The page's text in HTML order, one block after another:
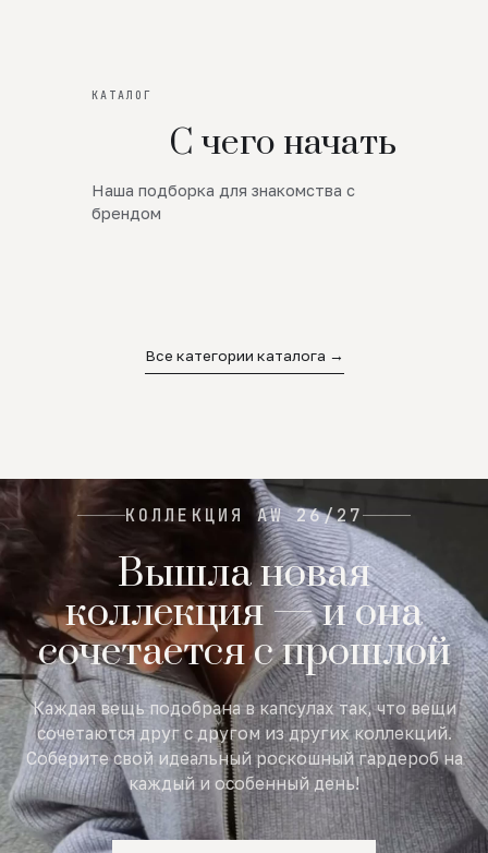
КАТАЛОГ
С чего начать
Наша подборка для знакомства с
брендом
Новинки
SALE
Все категории каталога →
КОЛЛЕКЦИЯ AW 26/27
Вышла новая
коллекция — и она
сочетается с прошлой
Каждая вещь подобрана в капсулах так, что вещи
сочетаются друг с другом из других коллекций.
Соберите свой идеальный роскошный гардероб на
каждый и особенный день!